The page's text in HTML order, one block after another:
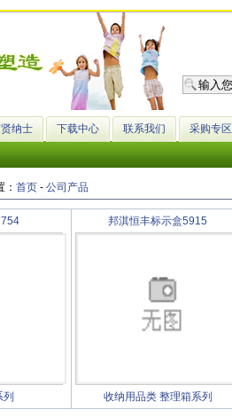
纳士 下载中心 联系我们 采购专区
： 首页- 公司产品
邦淇恒丰标示盒5915
收纳用品类 整理箱系列